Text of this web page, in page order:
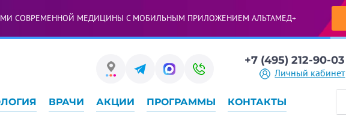
СОВРЕМЕННОЙ МЕДИЦИНЫ С МОБИЛЬНЫМ ПРИЛОЖЕНИЕМ АЛЬТАМЕД+
+7 (495) 212-90-03
Личный кабинет
ВРАЧИ АКЦИИ ПРОГРАММЫ КОНТАКТЫ